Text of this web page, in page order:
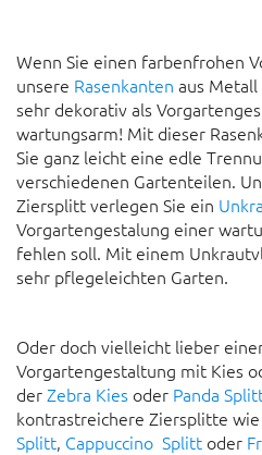
Wenn Sie einen farbenfrohen
unsere Rasenkanten aus
sehr dekorativ als
wartungsarm! Mit dieser
Sie ganz leicht eine edle
verschiedenen Gartenteilen.
Ziersplitt verlegen Sie ein
Vorgartengestalung einer
fehlen soll. Mit einem
sehr pflegeleichten Garten.
Oder doch vielleicht lieber
Vorgartengestaltung mit Kies
derZebra Kies oder Panda
kontrastreichere Ziersplitte wie
Splitt, Cappuccino Splitt oder